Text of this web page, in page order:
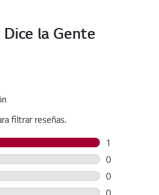
Dice la Gente